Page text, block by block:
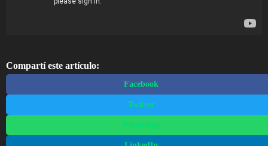
Compartí este artículo:
Facebook
Twitter
WhatsApp